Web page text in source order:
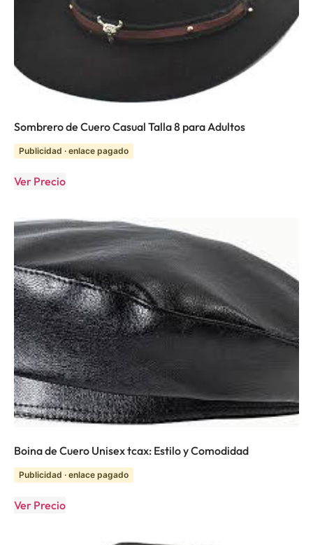
Sombrero de Cuero Casual Talla 8 para Adultos
Publicidad · enlace pagado
Ver Precio
Boina de Cuero Unisex tcax: Estilo y Comodidad
Publicidad · enlace pagado
Ver Precio